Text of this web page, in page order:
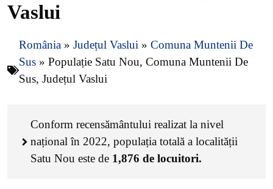
Vaslui
România » Județul Vaslui » Comuna Muntenii De
Sus » Populație Satu Nou, Comuna Muntenii De
Sus, Județul Vaslui
Conform recensământului realizat la nivel
național în 2022, populația totală a localității
Satu Nou este de 1,876 de locuitori.